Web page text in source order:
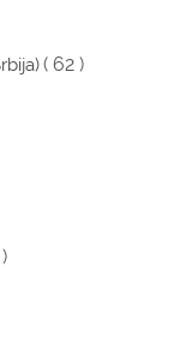
( 62 )